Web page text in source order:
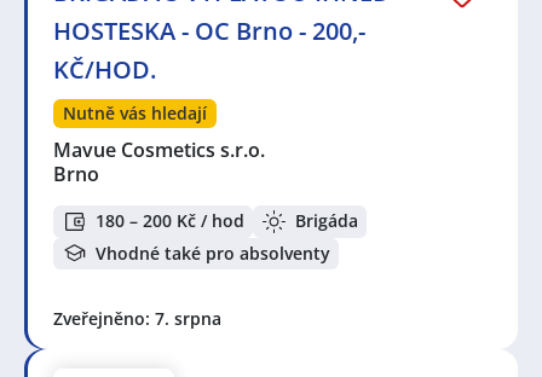
HOSTESKA - OC Brno - 200,-
KČ/HOD.
Nutně vás hledají
Mavue Cosmetics s.r.o.
Brno
180 – 200 Kč / hod
Brigáda
Vhodné také pro absolventy
Zveřejněno: 7. srpna